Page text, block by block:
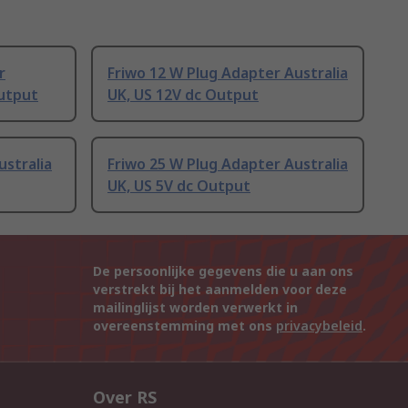
Friwo 12 W Plug Adapter Australia
UK, US 12V dc Output
Friwo 25 W Plug Adapter Australia
UK, US 5V dc Output
De persoonlijke gegevens die u aan ons
verstrekt bij het aanmelden voor deze
mailinglijst worden verwerkt in
overeenstemming met ons privacybeleid.
Over RS